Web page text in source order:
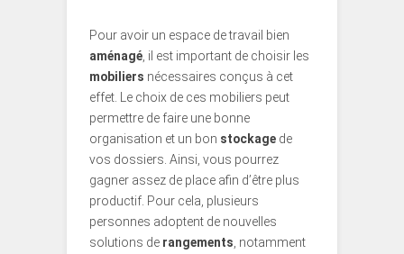
Pour avoir un espace de travail bien
aménagé , il est important de choisir les
mobiliers nécessaires conçus à cet
effet. Le choix de ces mobiliers peut
permettre de faire une bonne
organisation et un bon stockage de
vos dossiers. Ainsi, vous pourrez
gagner assez de place afin d’être plus
productif. Pour cela, plusieurs
personnes adoptent de nouvelles
solutions de rangements , notamment